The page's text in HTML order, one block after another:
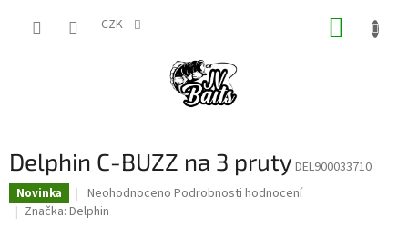
CZK
Delphin C-BUZZ na 3 pruty DEL900033710
Novinka
Průměrné
hodnocení
Neohodnoceno Podrobnosti hodnocení
Značka: Delphin